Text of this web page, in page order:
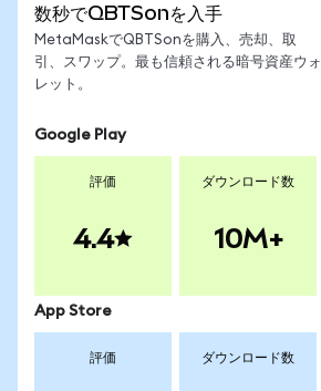
数秒でQBTSonを入手
MetaMaskでQBTSonを購入、売却、取
引、スワップ。最も信頼される暗号資産ウォ
レット。
Google Play
評価
4.4
ダウンロード数
10M+
App Store
評価 ダウンロード数